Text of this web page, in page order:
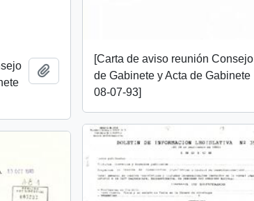
[Carta de aviso reunión Consejo
de Gabinete y Acta de Gabinete
08-07-93]
Añadir al portapapeles